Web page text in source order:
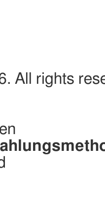
All rights